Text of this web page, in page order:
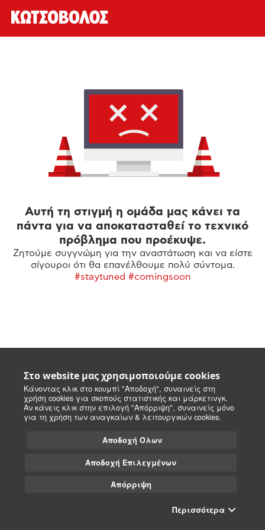
Στο website μας χρησιμοποιούμε cookies
Κάνοντας κλικ στο κουμπί "Αποδοχή", συναινείς στη
χρήση cookies για σκοπούς στατιστικής και μάρκετινγκ.
Αν κάνεις κλικ στην επιλογή "Απόρριψη", συναινείς μόνο
για τη χρήση των αναγκαίων & λειτουργικών cookies.
Αποδοχή Όλων
Αποδοχή Επιλεγμένων
Απόρριψη
Περισσότερα
Αυτή τη στιγμή η ομάδα μας κάνει τα
πάντα για να αποκατασταθεί το τεχνικό
πρόβλημα που προέκυψε.
Ζητούμε συγγνώμη για την αναστάτωση και να είστε
σίγουροι ότι θα επανέλθουμε πολύ σύντομα.
#staytuned #comingsoon